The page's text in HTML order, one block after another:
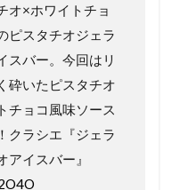
オ×ホワイトチョ
ピスタチオジェラ
スバー。今回はリ
砕いたピスタチオ
チョコ風味ソース
クラシエ『ジェラ
イスバー』